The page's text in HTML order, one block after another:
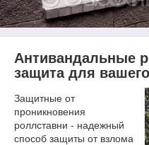
Антивандальные
защита для
Защитные от
проникновения
роллставни - надежный
способ защиты от взлома